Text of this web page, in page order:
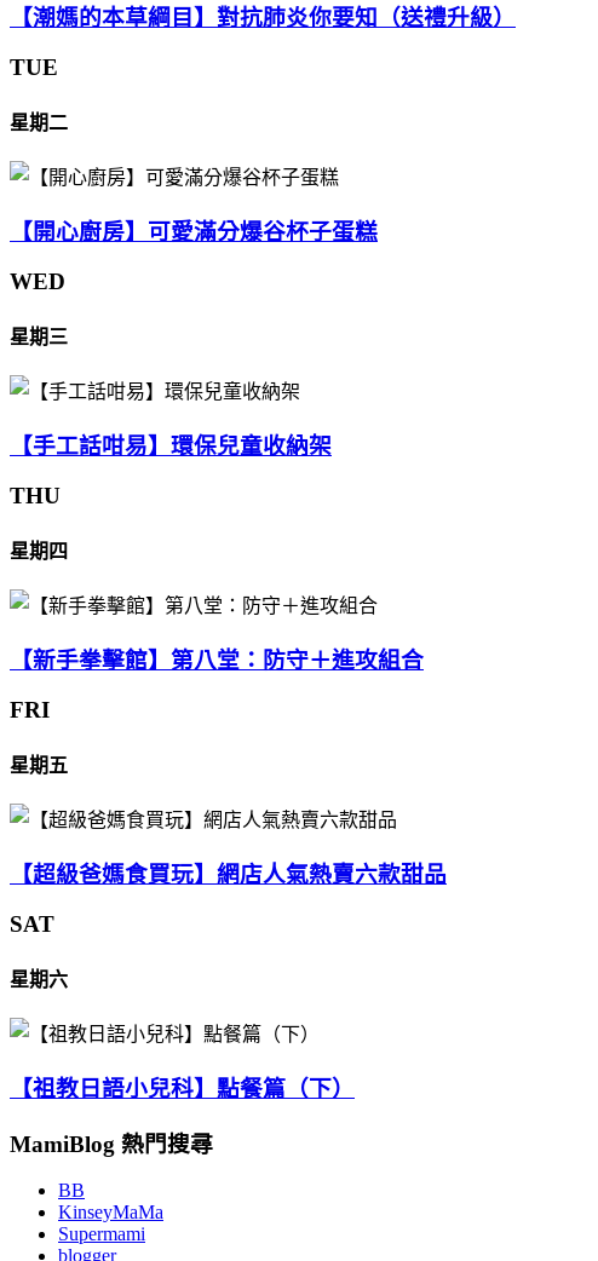
【潮媽的本草綱目】對抗肺炎你要知（送禮升級）
TUE
星期二
【開心廚房】可愛滿分爆谷杯子蛋糕
WED
星期三
【手工話咁易】環保兒童收納架
THU
星期四
【新手拳擊館】第八堂：防守＋進攻組合
FRI
星期五
【超級爸媽食買玩】網店人氣熱賣六款甜品
SAT
星期六
【祖教日語小兒科】點餐篇（下）
MamiBlog 熱門搜尋
BB
KinseyMaMa
Supermami
blogger